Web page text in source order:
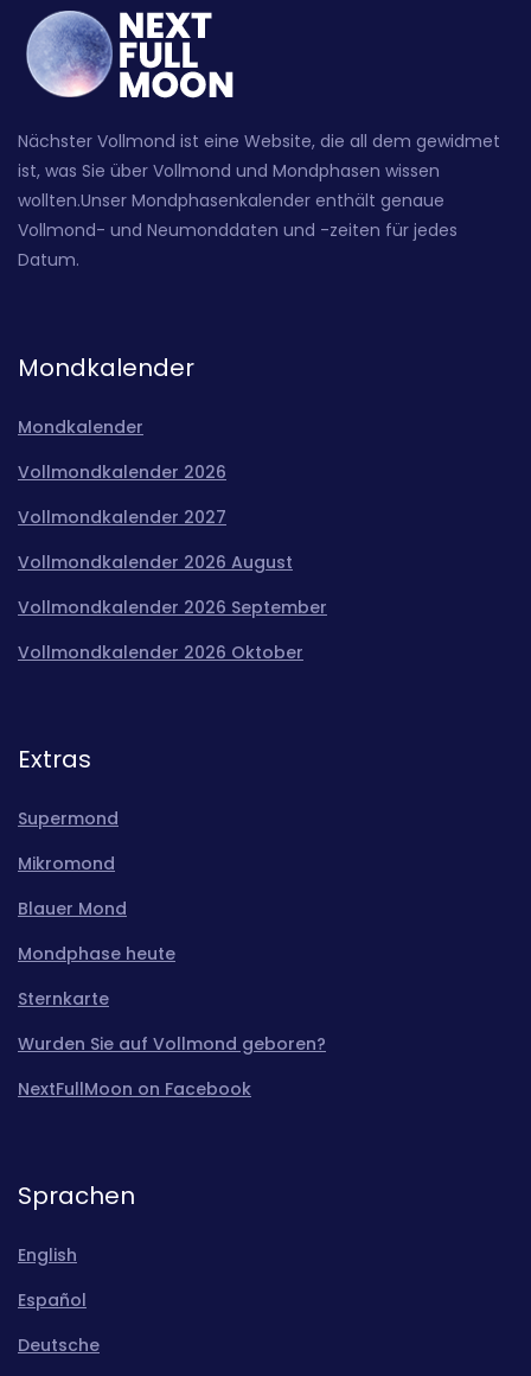
Nächster Vollmond ist eine Website, die all dem gewidmet
ist, was Sie über Vollmond und Mondphasen wissen
wollten.Unser Mondphasenkalender enthält genaue
Vollmond- und Neumonddaten und -zeiten für jedes
Datum.
Mondkalender
Mondkalender
Vollmondkalender 2026
Vollmondkalender 2027
Vollmondkalender 2026 August
Vollmondkalender 2026 September
Vollmondkalender 2026 Oktober
Extras
Supermond
Mikromond
Blauer Mond
Mondphase heute
Sternkarte
Wurden Sie auf Vollmond geboren?
NextFullMoon on Facebook
Sprachen
English
Español
Deutsche